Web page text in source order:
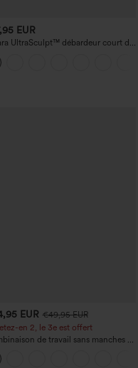
EUR
UltraSculpt™ débardeur court de
dos nu torsadé à bretelles doubles
EUR €49,95 EUR
en 2, le 3e est offert
de travail sans manches à
bateau, côtés noués, toucher
rayée, avec poches — Édition Easy